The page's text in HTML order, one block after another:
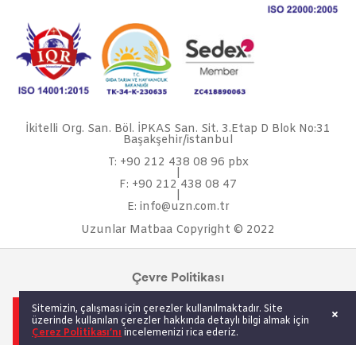
İkitelli Org. San. Böl. İPKAS San. Sit. 3.Etap D Blok No:31
Başakşehir/istanbul
T: +90 212 438 08 96 pbx
F: +90 212 438 08 47
E: info@uzn.com.tr
Uzunlar Matbaa Copyright © 2022
Çevre Politikası
Kariyer
KVKK
Sitemizin, çalışması için çerezler kullanılmaktadır. Site
üzerinde kullanılan çerezler hakkında detaylı bilgi almak için
Çerez Politikası’nı incelemenizi rica ederiz.